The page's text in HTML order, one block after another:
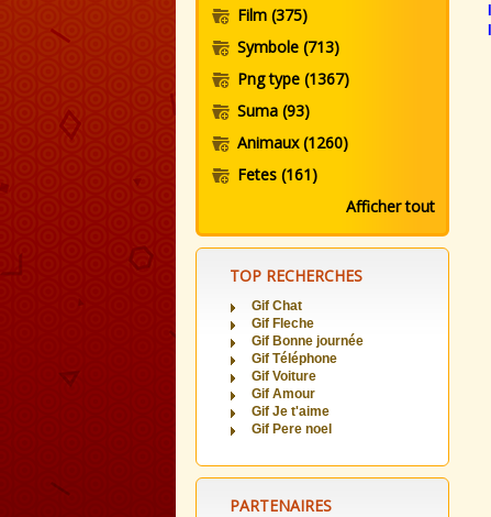
Film (375)
Symbole (713)
Png type (1367)
Suma (93)
Animaux(1260)
Fetes (161)
Afficher tout
TOP RECHERCHES
Gif Chat
Gif Fleche
Gif Bonne journée
Gif Téléphone
Gif Voiture
Gif Amour
Gif Je t'aime
Gif Pere noel
PARTENAIRES